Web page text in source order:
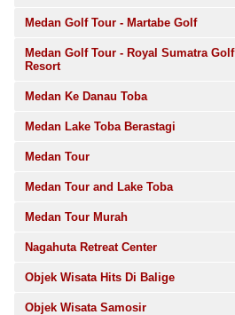
Medan Golf Tour - Martabe Golf
Medan Golf Tour - Royal Sumatra Golf
Resort
Medan Ke Danau Toba
Medan Lake Toba Berastagi
Medan Tour
Medan Tour and Lake Toba
Medan Tour Murah
Nagahuta Retreat Center
Objek Wisata Hits Di Balige
Objek Wisata Samosir